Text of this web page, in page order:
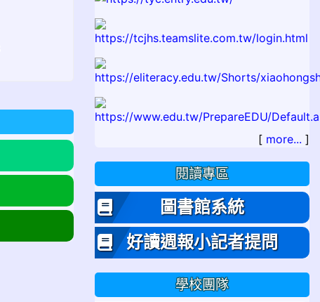
[ more... ]
閱讀專區
圖書館系統
好讀週報小記者提問
學校團隊